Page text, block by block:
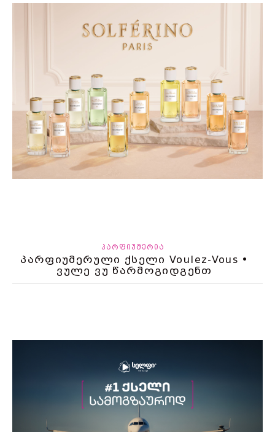
ᲞᲐᲠᲤᲘᲣᲛᲔᲠᲘᲐ
პარფიუმერული ქსელი Voulez-Vous •
ვულე ვუ წარმოგიდგენთ